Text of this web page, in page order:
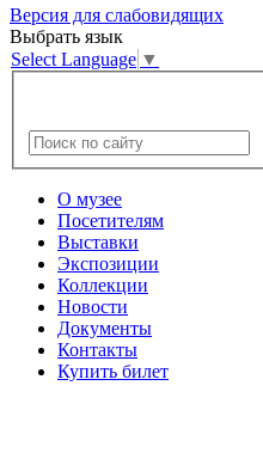
Версия для слабовидящих
Выбрать язык
Select Language ▼
О музее
Посетителям
Выставки
Экспозиции
Коллекции
Новости
Документы
Контакты
Купить билет